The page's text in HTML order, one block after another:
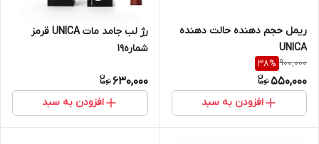
ریمل حجم دهنده حالت دهنده
UNICA
900,000
38%
550,000
افزودن به سبد
رژ لب جامد مات UNICA قرمز
شماره19
630,000
افزودن به سبد